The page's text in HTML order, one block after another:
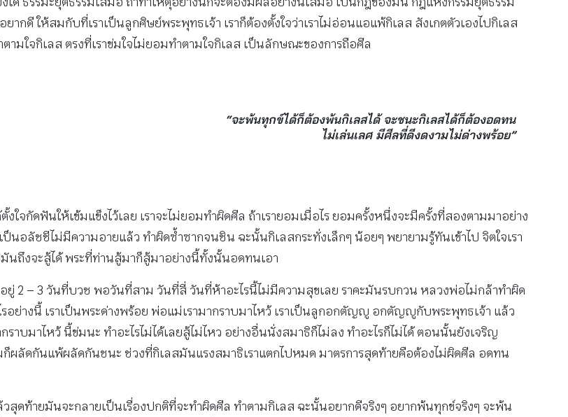
ากดี ให้สมกับที่เราเป็นลูกศิษย์พระพุทธเจ้า เราก็ต้องตั้งใจว่าเราไม่อ่อนแอแพ้กิเลส สังเกตตัวเองไปกิเลส
ามใจกิเลส ตรงที่เราข่มใจไม่ยอมทำตามใจกิเลส เป็นลักษณะของการถือศีล
“จะพ้นทุกข์ได้ก็ต้องพ้นกิเลสได้ จะชนะกิเลสได้ก็ต้องอดทน
ไม่เล่นเลศ มีศีลที่ดีงดงามไม่ด่างพร้อย”
จกัดฟันให้เข้มแข็งไว้เลย เราจะไม่ยอมทำผิดศีล ถ้าเรายอมเมื่อไร ยอมครั้งหนึ่งจะมีครั้งที่สองตามมาอย่าง
ป็นอลัชชีไม่มีความอายแล้ว ทำผิดซ้ำซากจนชิน ฉะนั้นกิเลสกระทั่งเล็กๆ น้อยๆ พยายามรู้ทันเข้าไป จิตใจเรา
นถึงจะสู้ได้ พระที่ท่านสู้มาก็สู้มาอย่างนี้ทั้งนั้นอดทนเอา
2 – 3 วันที่บวช พอวันที่สาม วันที่สี่ วันที่ห้าอะไรนี้ไม่มีความสุขเลย ราคะมันรบกวน หลวงพ่อไม่กล้าทำผิด
รอย่างนี้ เราเป็นพระด่างพร้อย พ่อแม่เรามากราบมาไหว้ เราเป็นลูกอกตัญญู อกตัญญูกับพระพุทธเจ้า แล้ว
มาไหว้ นี้ข่มนะ ทำอะไรไม่ได้เลยสู้ไม่ไหว อย่างอื่นนั่งสมาธิก็ไม่ลง ทำอะไรก็ไม่ได้ ตอนนั้นยังเจริญ
ผลัดกันแพ้ผลัดกันชนะ ช่วงที่กิเลสมันแรงสมาธิเราแตกไปหมด มาตรการสุดท้ายคือต้องไม่ผิดศีล อดทน
ดท้ายมันจะกลายเป็นเรื่องปกติที่จะทำผิดศีล ทำตามกิเลส ฉะนั้นอยากดีจริงๆ อยากพ้นทุกข์จริงๆ จะพ้น